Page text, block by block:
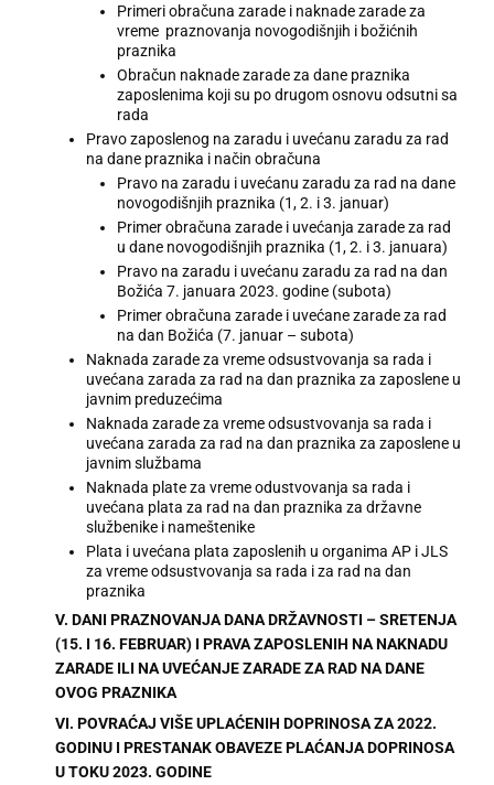
Primeri obračuna zarade i naknade zarade za
vreme praznovanja novogodišnjih i božićnih
praznika
Obračun naknade zarade za dane praznika
zaposlenima koji su po drugom osnovu odsutni sa
rada
Pravo zaposlenog na zaradu i uvećanu zaradu za rad
na dane praznika i način obračuna
Pravo na zaradu i uvećanu zaradu za rad na dane
novogodišnjih praznika (1, 2. i 3. januar)
Primer obračuna zarade i uvećanja zarade za rad
u dane novogodišnjih praznika (1, 2. i 3. januara)
Pravo na zaradu i uvećanu zaradu za rad na dan
Božića 7. januara 2023. godine (subota)
Primer obračuna zarade i uvećane zarade za rad
na dan Božića (7. januar – subota)
Naknada zarade za vreme odsustvovanja sa rada i
uvećana zarada za rad na dan praznika za zaposlene u
javnim preduzećima
Naknada zarade za vreme odsustvovanja sa rada i
uvećana zarada za rad na dan praznika za zaposlene u
javnim službama
Naknada plate za vreme odustvovanja sa rada i
uvećana plata za rad na dan praznika za državne
službenike i nameštenike
Plata i uvećana plata zaposlenih u organima AP i JLS
za vreme odsustvovanja sa rada i za rad na dan
praznika
V. DANI PRAZNOVANJA DANA DRŽAVNOSTI – SRETENJA
(15. I 16. FEBRUAR) I PRAVA ZAPOSLENIH NA NAKNADU
ZARADE ILI NA UVEĆANJE ZARADE ZA RAD NA DANE
OVOG PRAZNIKA
VI. POVRAĆAJ VIŠE UPLAĆENIH DOPRINOSA ZA 2022.
GODINU I PRESTANAK OBAVEZE PLAĆANJA DOPRINOSA
U TOKU 2023. GODINE